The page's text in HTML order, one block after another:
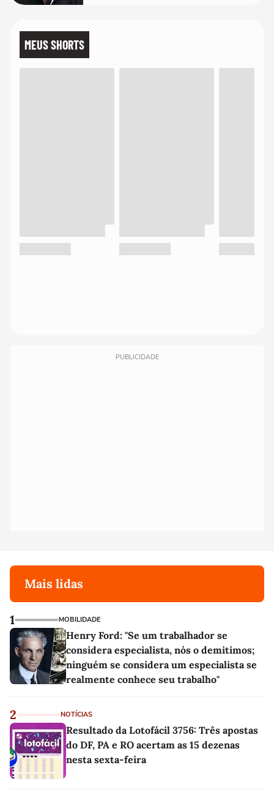
MEUS SHORTS
PUBLICIDADE
Mais lidas
1 MOBILIDADE
Henry Ford: "Se um trabalhador se
considera especialista, nós o demitimos;
ninguém se considera um especialista se
realmente conhece seu trabalho"
2 NOTÍCIAS
Resultado da Lotofácil 3756: Três apostas
do DF, PA e RO acertam as 15 dezenas
nesta sexta-feira